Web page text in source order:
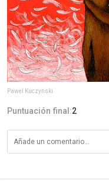
Pawel Kuczynski
Puntuación final:2